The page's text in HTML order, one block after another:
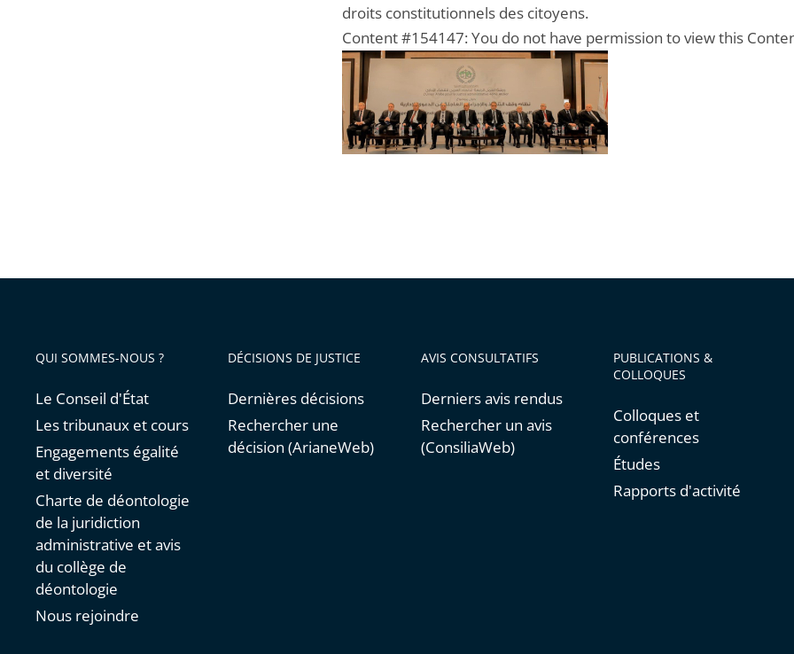
droits constitutionnels des citoyens.
Content #154147: You do not have permission to view this
QUI SOMMES-NOUS ?
Le Conseil d'État
Les tribunaux et cours
Engagements égalité
et diversité
Charte de déontologie
de la juridiction
administrative et avis
du collège de
déontologie
Nous rejoindre
DÉCISIONS DE JUSTICE
Dernières décisions
Rechercher une
décision (ArianeWeb)
AVIS CONSULTATIFS
Derniers avis rendus
Rechercher un avis
(ConsiliaWeb)
PUBLICATIONS &
COLLOQUES
Colloques et
conférences
Études
Rapports d'activité